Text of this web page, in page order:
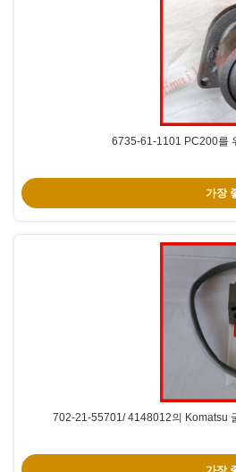
6735-61-1101 PC200를
가장
702-21-55701/ 4148012의 Komatsu